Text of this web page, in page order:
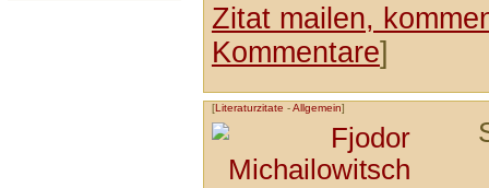
Zitat mailen,
Kommentare]
[Literaturzitate -Allgemein]